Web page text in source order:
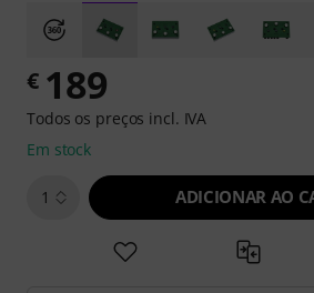
€ 189
Todos os preços incl. IVA
Em stock
1 ADICIONAR AO